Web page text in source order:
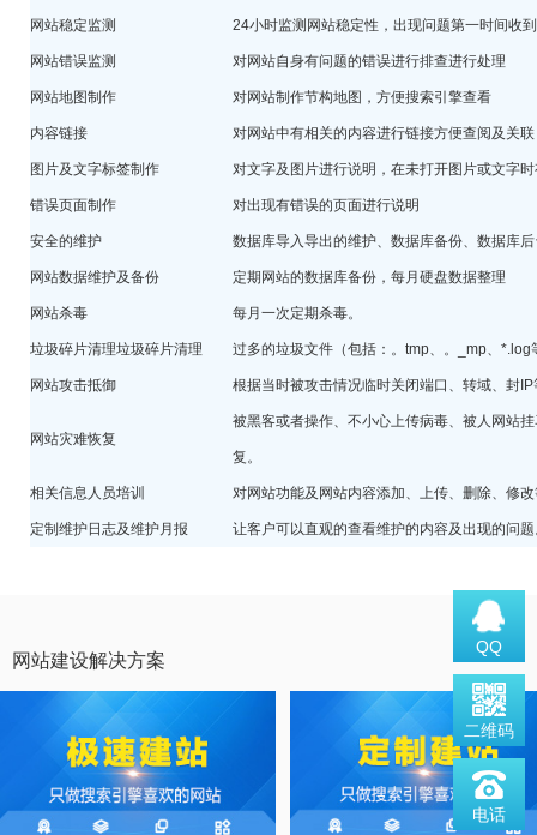
QQ
二维码
电话
网站稳定监测 24小时监测网站稳定性，出现问题第一时间收
网站错误监测 对网站自身有问题的错误进行排查进行处理
网站地图制作 对网站制作节构地图，方便搜索引擎查看
内容链接 对网站中有相关的内容进行链接方便查阅及关联
图片及文字标签制作 对文字及图片进行说明，在未打开图片或文字
错误页面制作 对出现有错误的页面进行说明
安全的维护 数据库导入导出的维护、数据库备份、数据库
网站数据维护及备份 定期网站的数据库备份，每月硬盘数据整理
网站杀毒 每月一次定期杀毒。
垃圾碎片清理垃圾碎片清理 过多的垃圾文件（包括：。tmp、。_mp、
网站攻击抵御 根据当时被攻击情况临时关闭端口、转域、封
网站灾难恢复
被黑客或者操作、不小心上传病毒、被人网站
复。
相关信息人员培训 对网站功能及网站内容添加、上传、删除、修
定制维护日志及维护月报 让客户可以直观的查看维护的内容及出现的问
网站建设解决方案